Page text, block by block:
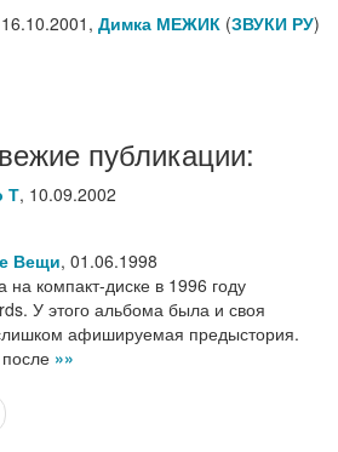
16.10.2001, Димка МЕЖИК (ЗВУКИ РУ)
публикации:
Т, 10.09.2002
Вещи, 01.06.1998
на компакт-диске в 1996 году
У этого альбома была и своя
афишируемая предыстория.
»»